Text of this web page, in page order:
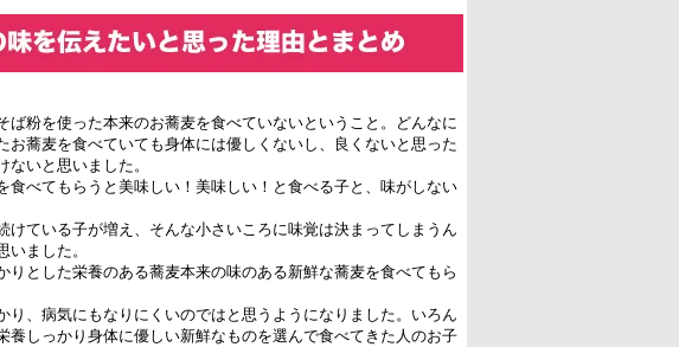
粉を使った本来のお蕎麦を食べていないということ。どんなに
蕎麦を食べていても身体には優しくないし、良くないと思った
いと思いました。
べてもらうと美味しい！美味しい！と食べる子と、味がしない
ている子が増え、そんな小さいころに味覚は決まってしまうん
ました。
とした栄養のある蕎麦本来の味のある新鮮な蕎麦を食べてもら
、病気にもなりにくいのではと思うようになりました。いろん
しっかり身体に優しい新鮮なものを選んで食べてきた人のお子